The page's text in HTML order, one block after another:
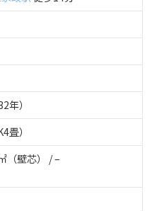
年）
畳）
（壁芯） / –